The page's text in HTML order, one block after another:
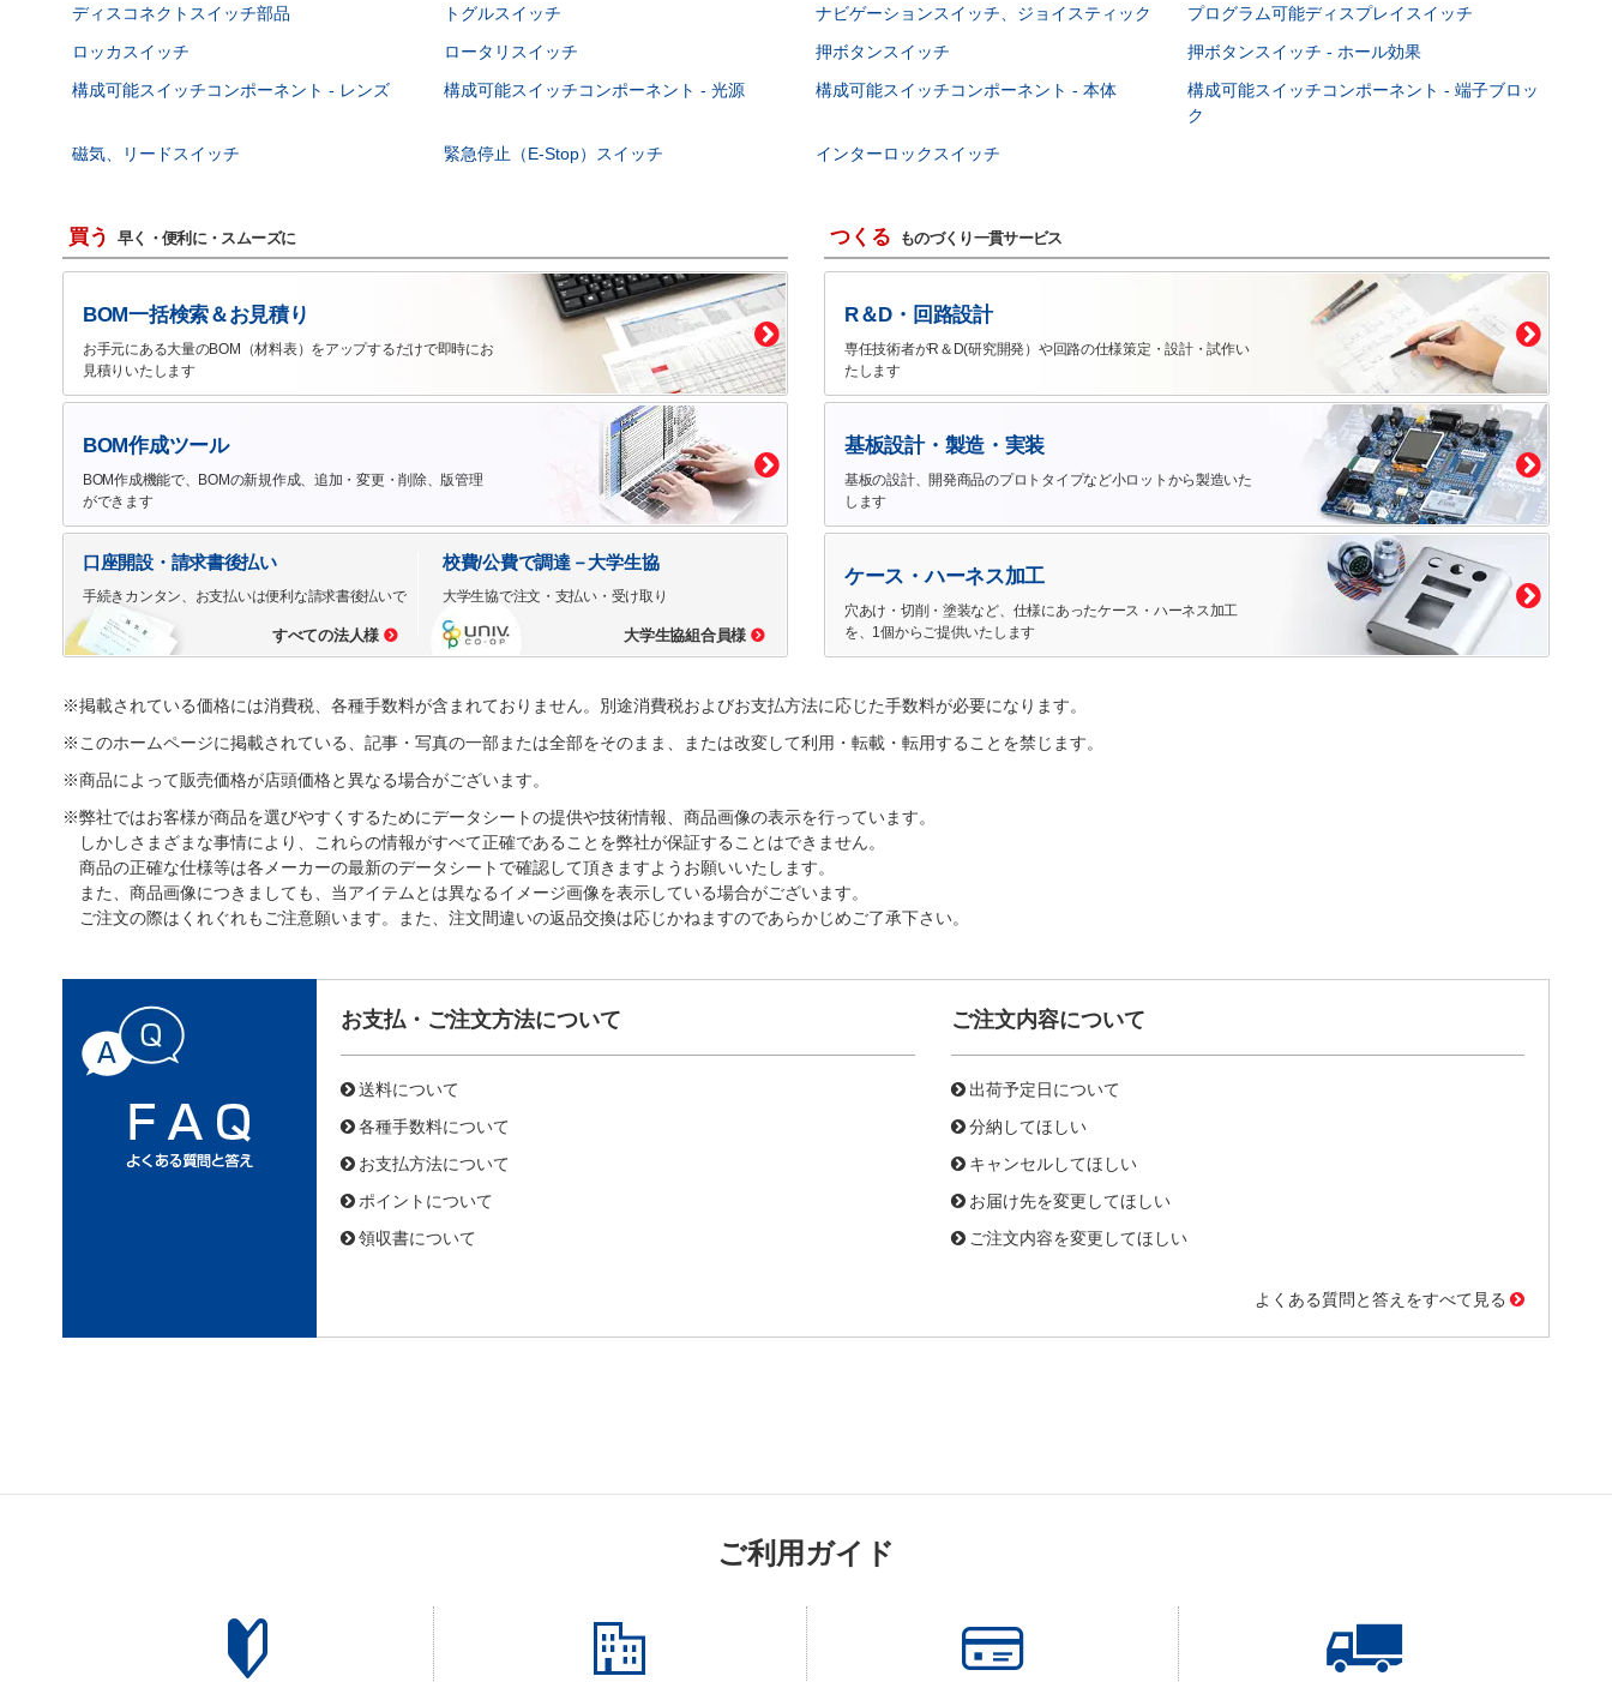
ディスコネクトスイッチ部品
トグルスイッチ ナビゲーションスイッチ、ジョイスティック
プログラム可能ディスプレイスイッチ
ロッカスイッチ
ロータリスイッチ 押ボタンスイッチ
押ボタンスイッチ - ホール効果
構成可能スイッチコンポーネント - レンズ
構成可能スイッチコンポーネント - 光源 構成可能スイッチコンポーネント - 本体
構成可能スイッチコンポーネント - 端子ブロッ
ク
磁気、リードスイッチ
緊急停止（E-Stop）スイッチ インターロックスイッチ
買う 早く・便利に・スムーズに
BOM一括検索＆お見積り
お手元にある大量のBOM（材料表）をアップするだけで即時にお
見積りいたします
BOM作成ツール
BOM作成機能で、BOMの新規作成、追加・変更・削除、版管理
ができます
口座開設・請求書後払い
手続きカンタン、お支払いは便利な請求書後払いで
すべての法人様
校費/公費で調達－大学生協
大学生協で注文・支払い・受け取り
大学生協組合員様
つくる ものづくり一貫サービス
R＆D・回路設計
専任技術者がR＆D(研究開発）や回路の仕様策定・設計・試作い
たします
基板設計・製造・実装
基板の設計、開発商品のプロトタイプなど小ロットから製造いた
します
ケース・ハーネス加工
穴あけ・切削・塗装など、仕様にあったケース・ハーネス加工
を、1個からご提供いたします
※掲載されている価格には消費税、各種手数料が含まれておりません。別途消費税およびお支払方法に応じた手数料が必要になります。
※このホームページに掲載されている、記事・写真の一部または全部をそのまま、または改変して利用・転載・転用することを禁じます。
※商品によって販売価格が店頭価格と異なる場合がございます。
※弊社ではお客様が商品を選びやすくするためにデータシートの提供や技術情報、商品画像の表示を行っています。
しかしさまざまな事情により、これらの情報がすべて正確であることを弊社が保証することはできません。
商品の正確な仕様等は各メーカーの最新のデータシートで確認して頂きますようお願いいたします。
また、商品画像につきましても、当アイテムとは異なるイメージ画像を表示している場合がございます。
ご注文の際はくれぐれもご注意願います。また、注文間違いの返品交換は応じかねますのであらかじめご了承下さい。
お支払・ご注文方法について
送料について
各種手数料について
お支払方法について
ポイントについて
領収書について
ご注文内容について
出荷予定日について
分納してほしい
キャンセルしてほしい
お届け先を変更してほしい
ご注文内容を変更してほしい
よくある質問と答えをすべて見る
ご利用ガイド